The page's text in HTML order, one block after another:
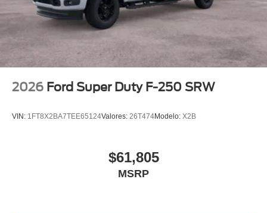
2026 Ford Super Duty F-250 SRW
VIN: 1FT8X2BA7TEE65124Valores: 26T474Modelo: X2B
$61,805
MSRP